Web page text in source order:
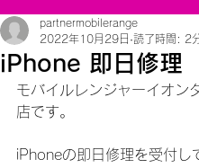
iPhone 即日修理
partnermobilerange
2022年10月29日 読了時間: 2
モバイルレンジャーイオン
店です。
iPhoneの即日修理を受付し